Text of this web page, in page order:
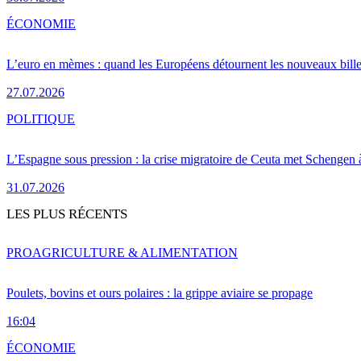
L’euro en mèmes : quand les Européens détournent les nouveaux
27.07.2026
ÉCONOMIE
L’Espagne sous pression : la crise migratoire de Ceuta met Schengen
31.07.2026
POLITIQUE
LES PLUS RÉCENTS
Poulets, bovins et ours polaires : la grippe aviaire se propage
16:04
PROAGRICULTURE & ALIMENTATION
ÉCONOMIE